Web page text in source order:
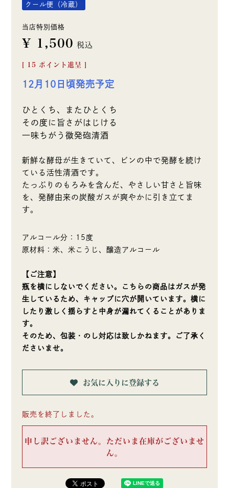
クール便（冷蔵）
当店特別価格
¥ 1,500 税込
15 ポイント進呈 ]
12月10日頃発売予定
ひとくち、またひとくち
その度に旨さがはじける
一味ちがう微発砲清酒
新鮮な酵母が生きていて、ビンの中で発酵を続け
ている活性清酒です。
たっぷりのもろみを含んだ、やさしい甘さと旨味
を、発酵由来の炭酸ガスが爽やかに引き立てま
す。
アルコール分：15度
原材料：米、米こうじ、醸造アルコール
【ご注意】
瓶を横にしないでください。こちらの商品はガスが発
生しているため、キャップに穴が開いています。横に
したり激しく揺らすと中身が漏れてくることがありま
す。
そのため、包装・のし対応は致しかねます。ご了承く
ださいませ。
お気に入りに登録する
販売を終了しました。
申し訳ございません。ただいま在庫がございませ
ん。